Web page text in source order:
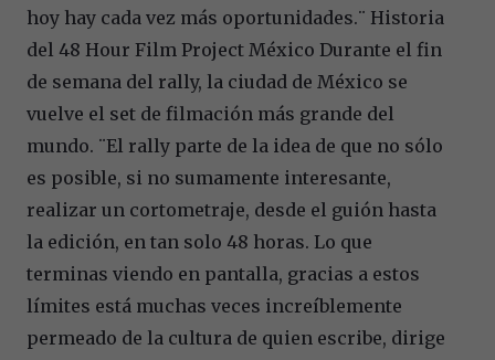
hoy hay cada vez más oportunidades.¨ Historia
del 48 Hour Film Project México Durante el fin
de semana del rally, la ciudad de México se
vuelve el set de filmación más grande del
mundo. ¨El rally parte de la idea de que no sólo
es posible, si no sumamente interesante,
realizar un cortometraje, desde el guión hasta
la edición, en tan solo 48 horas. Lo que
terminas viendo en pantalla, gracias a estos
límites está muchas veces increíblemente
permeado de la cultura de quien escribe, dirige